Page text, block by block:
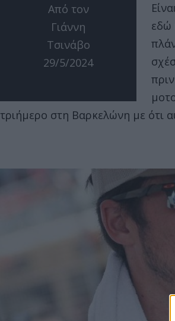
Από τον
Γιάννη
Τσινάβο
29/5/2024
εδώ
τριήμερο στη Βαρκελώνη με ότι